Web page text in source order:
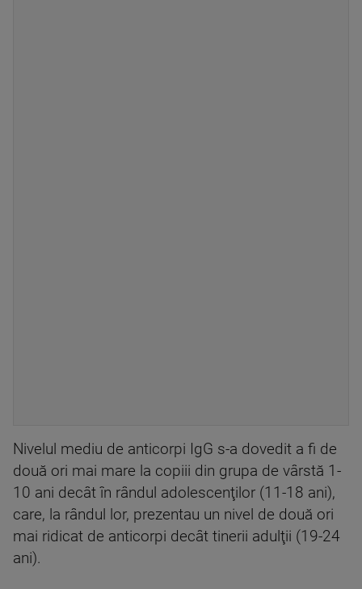
Nivelul mediu de anticorpi IgG s-a dovedit a fi de
două ori mai mare la copiii din grupa de vârstă 1-
10 ani decât în rândul adolescenţilor (11-18 ani),
care, la rândul lor, prezentau un nivel de două ori
mai ridicat de anticorpi decât tinerii adulţii (19-24
ani).